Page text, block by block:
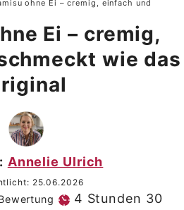
ohne Ei – cremig, einfach und
Ei – cremig,
wie das
Annelie Ulrich
25.06.2026
4 Stunden
Stunden 30